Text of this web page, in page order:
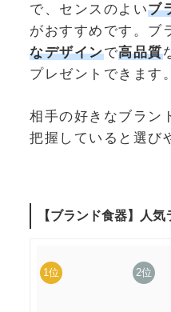
で、センスのよいブ
がおすすめです。ブ
なデザインで高品質
プレゼントできます。
相手の好きなブラン
把握していると選び